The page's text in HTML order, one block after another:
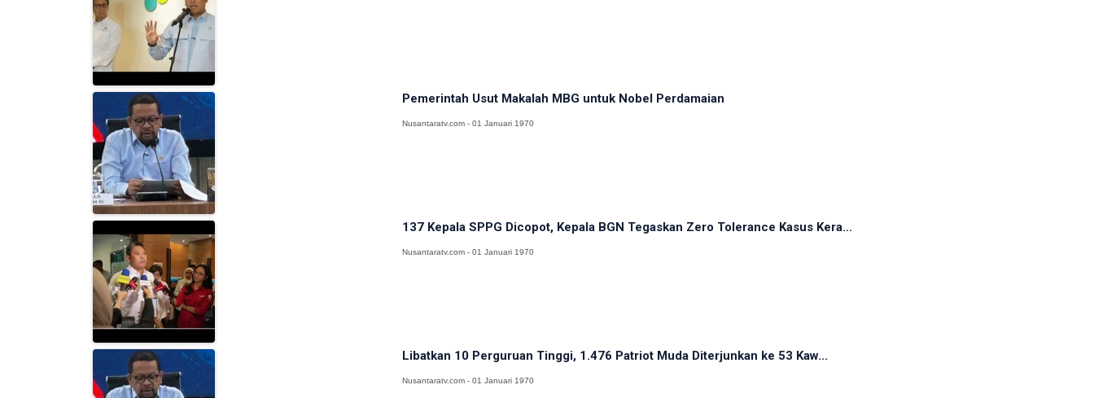
Pemerintah Usut Makalah MBG untuk Nobel Perdamaian
Nusantaratv.com - 01 Januari 1970
137 Kepala SPPG Dicopot, Kepala BGN Tegaskan Zero Tolerance Kasus Kera...
Nusantaratv.com - 01 Januari 1970
Libatkan 10 Perguruan Tinggi, 1.476 Patriot Muda Diterjunkan ke 53 Kaw...
Nusantaratv.com - 01 Januari 1970